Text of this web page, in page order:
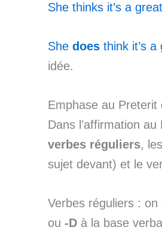
She thinks it’s a
She does think it’s
idée.
Emphase au Preterit
Dans l’affirmation
verbes réguliers, les
sujet devant) et le
Verbes réguliers : on
ou -D à la base